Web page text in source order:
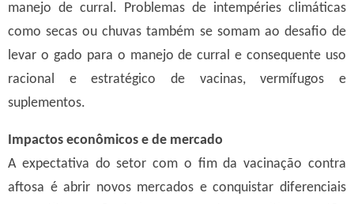
manejo de curral. Problemas de intempéries climáticas
como secas ou chuvas também se somam ao desafio de
levar o gado para o manejo de curral e consequente uso
racional e estratégico de vacinas, vermífugos e
suplementos.
Impactos econômicos e de mercado
A expectativa do setor com o fim da vacinação contra
aftosa é abrir novos mercados e conquistar diferenciais